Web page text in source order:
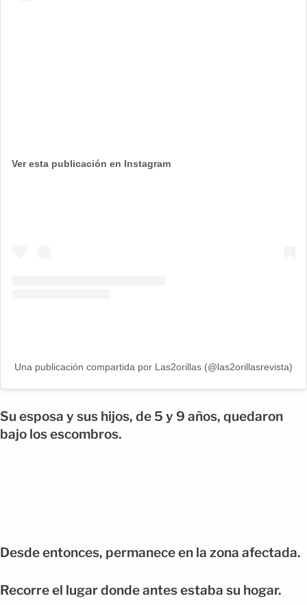
Ver esta publicación en Instagram
Una publicación compartida por Las2orillas (@las2orillasrevista)
Su esposa y sus hijos, de 5 y 9 años, quedaron
bajo los escombros.
Desde entonces, permanece en la zona afectada.
Recorre el lugar donde antes estaba su hogar.